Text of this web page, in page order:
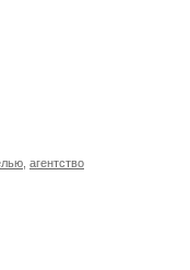
агентство